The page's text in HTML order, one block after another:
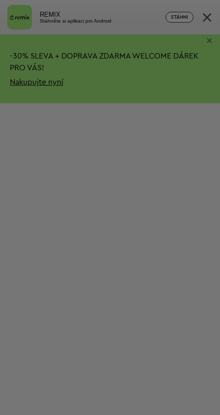
REMIX
Stáhněte si aplikaci pro Android
STÁHNI ×
-30% SLEVA + DOPRAVA ZDARMA WELCOME DÁREK
PRO VÁS!
Nakupujte nyní
×